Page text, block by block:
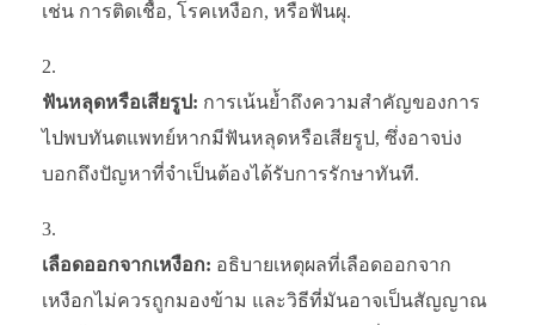
เช่น การติดเชื้อ, โรคเหงือก, หรือฟันผุ.
ฟันหลุดหรือเสียรูป: การเน้นย้ำถึงความสำคัญของการ
ไปพบทันตแพทย์หากมีฟันหลุดหรือเสียรูป, ซึ่งอาจบ่ง
บอกถึงปัญหาที่จำเป็นต้องได้รับการรักษาทันที.
เลือดออกจากเหงือก: อธิบายเหตุผลที่เลือดออกจาก
เหงือกไม่ควรถูกมองข้าม และวิธีที่มันอาจเป็นสัญญาณ